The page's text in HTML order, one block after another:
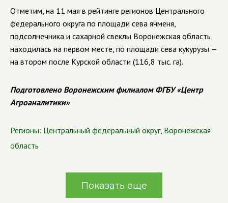
Отметим, на 11 мая в рейтинге регионов Центрального
федерального округа по площади сева ячменя,
подсолнечника и сахарной свеклы Воронежская область
находилась на первом месте, по площади сева кукурузы —
на втором после Курской области (116,8 тыс. га).
Подготовлено Воронежским филиалом ФГБУ «Центр
Агроаналитики»
Регионы: Центральный федеральный округ, Воронежская
область
Показать еще